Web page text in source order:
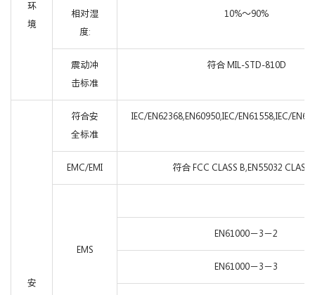
环
境
相对湿
度:
10%～90%
震动冲
击标准
符合 MIL-STD-810D
安
符合安
全标准
IEC/EN62368,EN60950,IEC/EN61558,IEC/
EMC/EMI 符合 FCC CLASS B,EN55032 CLASS
EMS
EN61000－3－2
EN61000－3－3